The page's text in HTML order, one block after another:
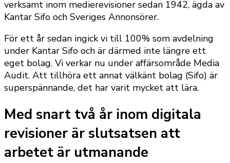
verksamt inom medierevisioner sedan 1942, ägda av
Kantar Sifo och Sveriges Annonsörer.
För ett år sedan ingick vi till 100% som avdelning
under Kantar Sifo och är därmed inte längre ett
eget bolag. Vi verkar nu under affärsområde Media
Audit. Att tillhöra ett annat välkänt bolag (Sifo) är
superspännande, det har varit mycket att lära.
Med snart två år inom digitala
revisioner är slutsatsen att
arbetet är utmanande